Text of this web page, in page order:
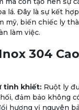
lá. Đây là sự kết
mỹ, biến chiếc ly
làm việc.
304
tinh khiết: Ruột ly
đảm bảo không
hương vị nguyên